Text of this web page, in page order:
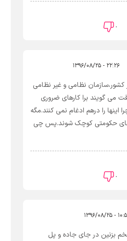
۰
۲۲:۲۶ - ۱۳۹۶/۰۸/۲۵
کشور،سازمان نظامی و غیر نظامی
می گویند برا کارهای ضروری
اینها را درهم ادغام نمی کنند.مگه
حکومتی کوچک شوند.پس چی
۰
۱۳۹۶/۰۸/۲۵
بزنین در جای جاده و پل